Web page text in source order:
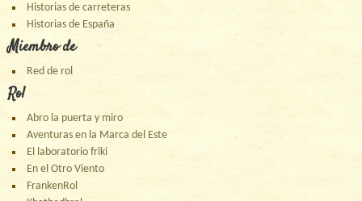
Historias de carreteras
Historias de España
Miembro de
Red de rol
Rol
Abro la puerta y miro
Aventuras en la Marca del Este
El laboratorio friki
En el Otro Viento
FrankenRol